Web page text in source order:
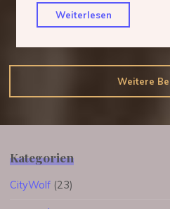
Weiterlesen
gibt
es
Neues
aus
Weitere
Kategorien
CityWolf (23)